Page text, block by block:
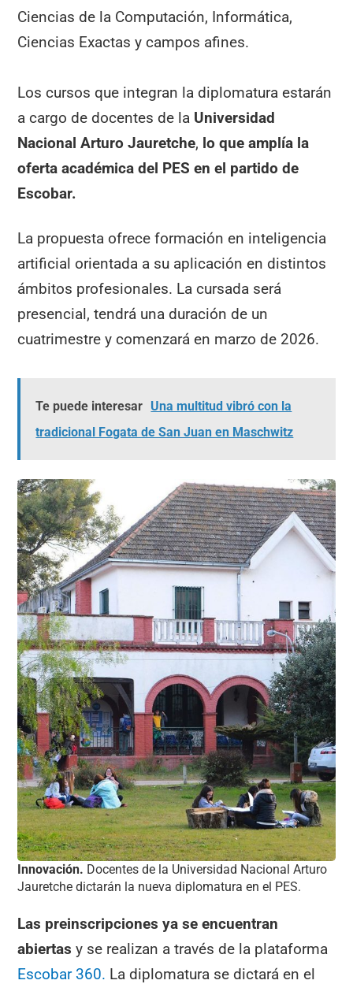
Ciencias de la Computación, Informática,
Ciencias Exactas y campos afines.
Los cursos que integran la diplomatura estarán
a cargo de docentes de la Universidad
Nacional Arturo Jauretche, lo que amplía la
oferta académica del PES en el partido de
Escobar.
La propuesta ofrece formación en inteligencia
artificial orientada a su aplicación en distintos
ámbitos profesionales. La cursada será
presencial, tendrá una duración de un
cuatrimestre y comenzará en marzo de 2026.
Te puede interesar Una multitud vibró con la
tradicional Fogata de San Juan en Maschwitz
Innovación. Docentes de la Universidad Nacional Arturo
Jauretche dictarán la nueva diplomatura en el PES.
Las preinscripciones ya se encuentran
abiertas y se realizan a través de la plataforma
Escobar 360. La diplomatura se dictará en el